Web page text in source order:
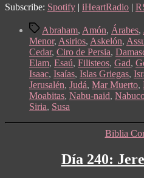
Subscribe: Spotify | iHeartRadio |
TagsAbraham, Amón, Árabes,
Menor, Asirios, Askelón,
Cedar, Ciro de Persia,
Elam, Esaú, Filisteos, Gad,
Isaac, Isaías, Islas Griegas,
Jerusalén, Judá, Mar Muerto,
Moabitas, Nabu-naid,
Siria, Susa
Biblia
Día 240: